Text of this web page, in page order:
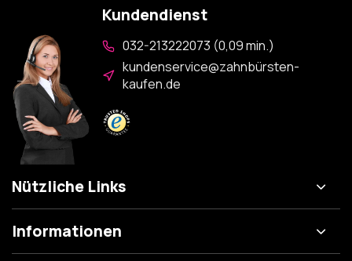
Kundendienst
032-213222073 (0,09 min.)
kundenservice@zahnbürsten-
kaufen.de
Nützliche Links
Informationen